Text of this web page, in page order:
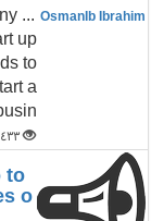
OsmanIb Ibrahim
up
to
a
٤٣٣
to
o